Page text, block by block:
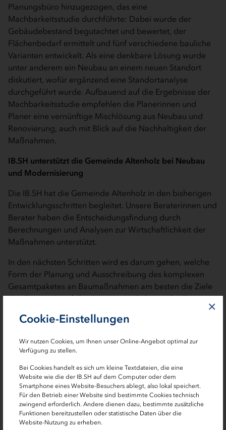
Cookie-Einstellungen
Wir nutzen Cookies, um Ihnen unser Online-Angebot optimal zur
Verfügung zu stellen.
Bei Cookies handelt es sich um kleine Textdateien, die eine
Website wie die der IB.SH auf dem Computer oder dem
Smartphone eines Website-Besuchers ablegt, also lokal speichert.
Für den Betrieb einer Website sind bestimmte Cookies technisch
zwingend erforderlich. Andere dienen dazu, bestimmte zusätzliche
Funktionen bereitzustellen oder statistische Daten über die
Website-Nutzung zu erheben.
×
Planungsbüro hinzugezogen, das eine
Machbarkeitsstudie durchführte: Dabei wurde der
Gebäudebestand begutachtet und bewertet, der
Flächenbedarf ermittelt und fünf verschiedene bauliche
Varianten entwickelt. Als eine denkbare Lösung wurde
unter anderem ein Neubau an einem neuen Standort
diskutiert, wofür ergänzend eine Standortanalyse
durchgeführt wurde. Aufbauend auf die Ergebnisse der
Machbarkeitsstudie empfehlen die Planerinnen und
Planer eine vernünftige Mischlösung aus Neubau und
Renovierung, auch mit Blick auf die Nachhaltigkeit der
Maßnahmen.
IB.SH unterstützt die Gemeinde Altenholz bei Neubau
und Modernisierung
Die IB.SH hat die Gemeinde Altenholz in den bisherigen
Entwicklungsschritten begleitet. Unsere Beraterinnen und
Berater haben die Entscheidungsfindung durch
Berechnungen und Analysen zur Wirtschaftlichkeit der
Maßnahmen unterstützt.
In den nächsten Schritten wird es darum gehen, welche
Form der Planung und Ausschreibung des komplexen
Gesamtpaketes an Baumaßnahmen am besten die Ziele
der Gemeinde erfüllen können. Im Rahmen der EIAH-
Förderung wird das Infrastruktur-Kompetenzzentrum der
IB.SH die erforderlichen Analysen zur
Finanzierungsmöglichkeiten beraten und die weitere
darin, durch bedarfsgerechte und nachhaltige Planung
und Realisierung das Schulzentrum Altenholz für viele
weitere Generationen von Schülerinnen und Schülern zu
erhalten und für moderne Formen des Lernens sowie
schulischer und außerschulischer Interaktion